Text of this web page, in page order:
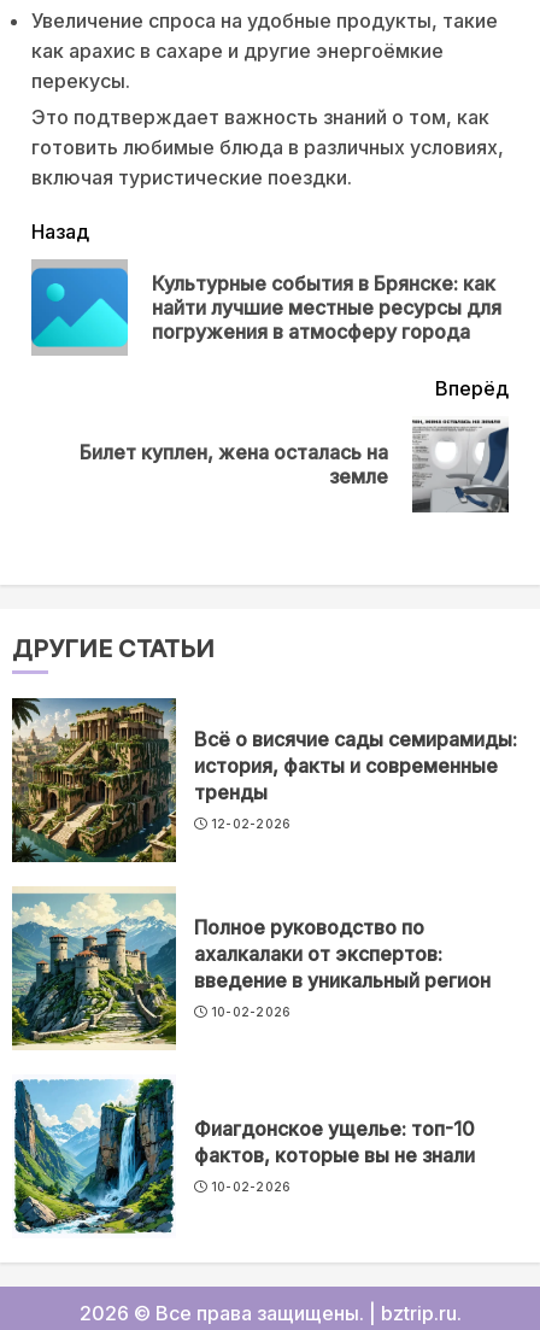
Увеличение спроса на удобные продукты, такие
как арахис в сахаре и другие энергоёмкие
перекусы.
Это подтверждает важность знаний о том, как
готовить любимые блюда в различных условиях,
включая туристические поездки.
читать
еще
Назад
Культурные события в Брянске: как
найти лучшие местные ресурсы для
погружения в атмосферу города
Вперёд
Билет куплен, жена осталась на
земле
ДРУГИЕ СТАТЬИ
Всё о висячие сады семирамиды:
история, факты и современные
тренды
12-02-2026
Полное руководство по
ахалкалаки от экспертов:
введение в уникальный регион
10-02-2026
Фиагдонское ущелье: топ-10
фактов, которые вы не знали
10-02-2026
2026 © Все права защищены. bztrip.ru.